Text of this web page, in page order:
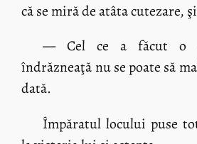
că se miră de atâta cutezare,
— Cel ce a făcut o
îndrăzneaţă nu se poate să
dată.
Împăratul locului puse